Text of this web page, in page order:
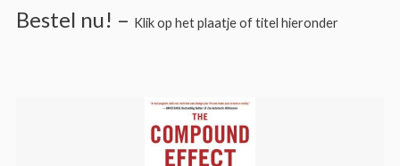
Bestel nu! – Klik op het plaatje of titel hieronder